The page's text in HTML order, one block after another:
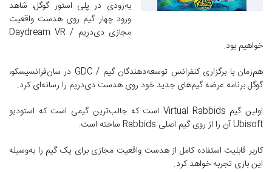
به‌زودی در پلی استور گوگل، شاهد
ورود چهار گیم روی هدست واقعیت
مجازی دی‌دریم / Daydream VR
خواهیم بود.
هم‌زمان با برگزاری کنفرانس توسعه‌دهندگان گیم / GDC در سان‌فرانسیسکو،
گوگل برنامه عرضه گیم‌های جدید خود روی هدست دی‌دریم را رسانه‌ای کرد.
اولین گیم Virtual Rabbids است که جالب‌ترین گیمی است که استودیو
Ubisoft آن را از روی گیم اصلی Rabbids ساخته است.
کاربر قابلیت استفاده کامل از هدست واقعیت مجازی برای یک گیم را به‌وسیله
این بازی تجربه خواهد کرد.